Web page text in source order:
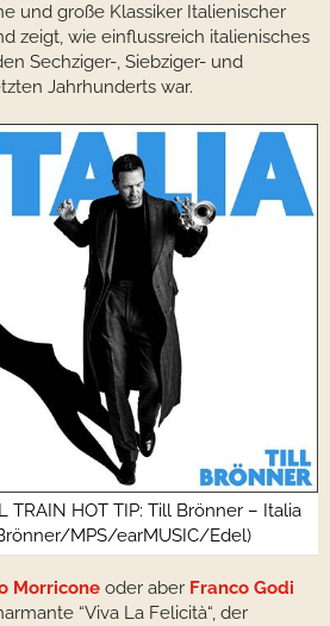
und große Klassiker Italienischer
zeigt, wie einflussreich italienisches
Sechziger-, Siebziger- und
Jahrhunderts war.
TRAIN HOT TIP: Till Brönner – Italia
MPS/earMUSIC/Edel)
Morricone oder aber Franco Godi
“Viva La Felicità“, der